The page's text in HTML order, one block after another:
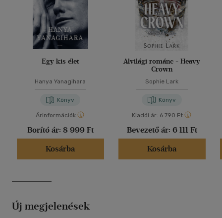
Egy kis élet
Hanya Yanagihara
Könyv
Árinformációk
Borító ár: 8 999 Ft
Kosárba
Alvilági románc - Heavy
Crown
Sophie Lark
Könyv
Kiadói ár: 6 790 Ft
Bevezető ár: 6 111 Ft
Kosárba
Új megjelenések